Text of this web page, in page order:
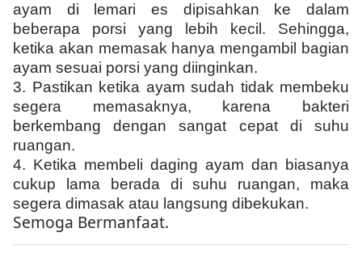
ayam di lemari es dipisahkan ke dalam
beberapa porsi yang lebih kecil. Sehingga,
ketika akan memasak hanya mengambil bagian
ayam sesuai porsi yang diinginkan.
3. Pastikan ketika ayam sudah tidak membeku
segera memasaknya, karena bakteri
berkembang dengan sangat cepat di suhu
ruangan.
4. Ketika membeli daging ayam dan biasanya
cukup lama berada di suhu ruangan, maka
segera dimasak atau langsung dibekukan.
Semoga Bermanfaat.